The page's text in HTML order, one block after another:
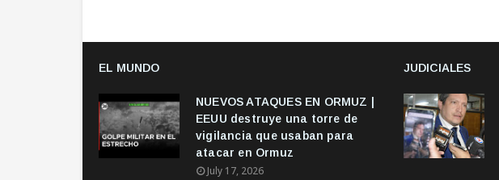
EL MUNDO
NUEVOS ATAQUES EN ORMUZ |
EEUU destruye una torre de
vigilancia que usaban para
atacar en Ormuz
July 17, 2026
JUDICIALES